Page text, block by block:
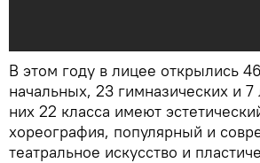
В этом году в лицее открылись
начальных, 23 гимназических и
них 22 класса имеют
хореография, популярный и
театральное искусство и